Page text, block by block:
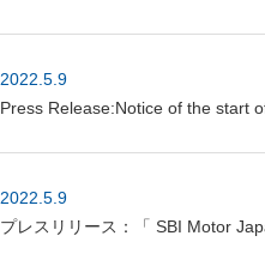
2022.5.9
Press Release:Notice of the start
2022.5.9
プレスリリース：「 SBI Motor